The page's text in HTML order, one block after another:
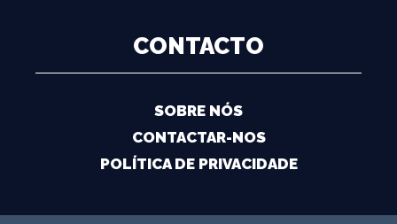
CONTACTO
SOBRE NÓS
CONTACTAR-NOS
POLÍTICA DE PRIVACIDADE